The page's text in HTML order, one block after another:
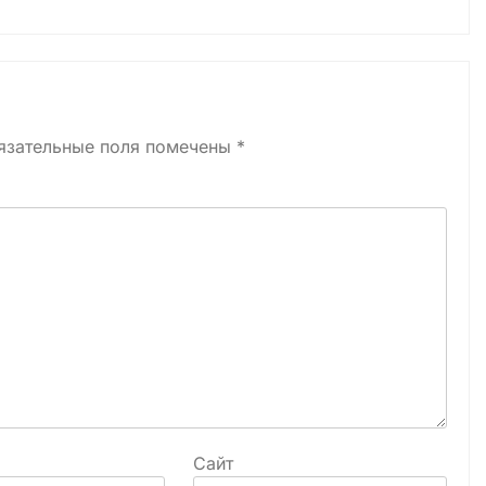
поля помечены *
Сайт